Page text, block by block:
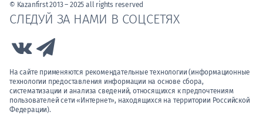
СЛЕДУЙ ЗА НАМИ В СОЦСЕТЯХ
Link to Vk
На сайте применяются рекомендательные технологии (информационные
технологии предоставления информации на основе сбора,
систематизации и анализа сведений, относящихся к предпочтениям
пользователей сети «Интернет», находящихся на территории Российской
Федерации).
© Kazanfirst 2013 – 2025 all rights reserved